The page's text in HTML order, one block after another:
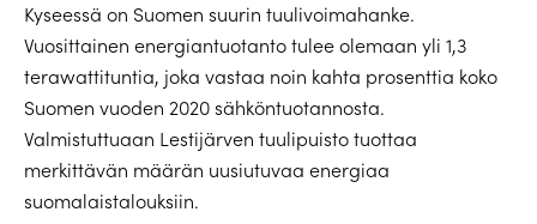
Kyseessä on Suomen suurin tuulivoimahanke.
Vuosittainen energiantuotanto tulee olemaan yli 1,3
terawattituntia, joka vastaa noin kahta prosenttia koko
Suomen vuoden 2020 sähköntuotannosta.
Valmistuttuaan Lestijärven tuulipuisto tuottaa
merkittävän määrän uusiutuvaa energiaa
suomalaistalouksiin.